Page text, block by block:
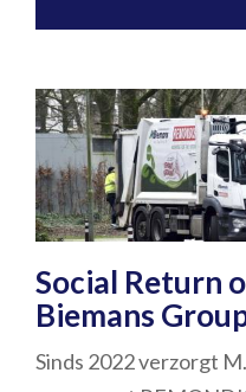
Social Return
Biemans
Sinds 2022 verzorgt